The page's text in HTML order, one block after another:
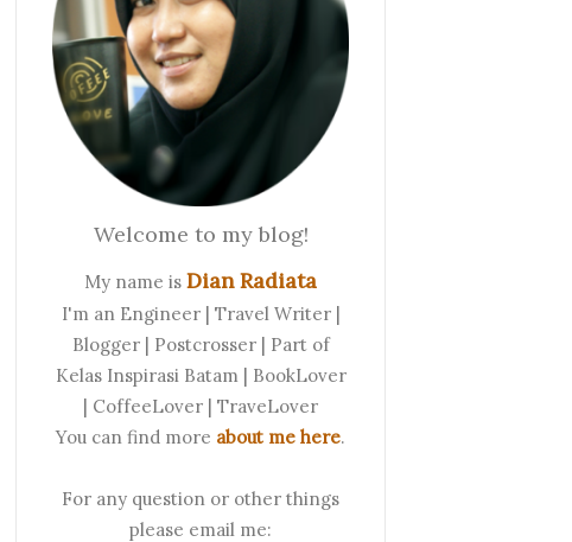
Welcome to my blog!
My name is Dian Radiata
I'm an Engineer | Travel Writer |
Blogger | Postcrosser | Part of
Kelas Inspirasi Batam | BookLover
| CoffeeLover | TraveLover
You can find more about me here.
For any question or other things
please email me: